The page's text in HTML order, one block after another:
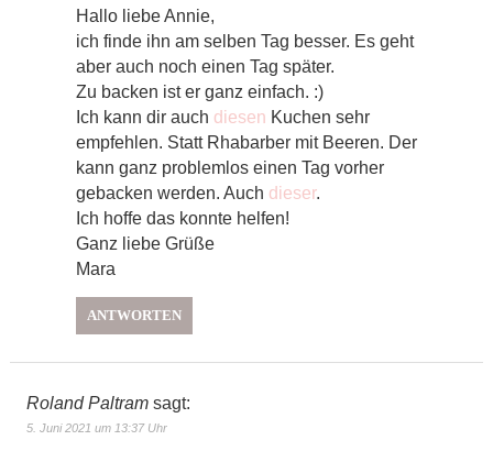
Hallo liebe Annie,
ich finde ihn am selben Tag besser. Es geht
aber auch noch einen Tag später.
Zu backen ist er ganz einfach. :)
Ich kann dir auch diesen Kuchen sehr
empfehlen. Statt Rhabarber mit Beeren. Der
kann ganz problemlos einen Tag vorher
gebacken werden. Auch dieser.
Ich hoffe das konnte helfen!
Ganz liebe Grüße
Mara
ANTWORTEN
Roland Paltram sagt:
5. Juni 2021 um 13:37 Uhr